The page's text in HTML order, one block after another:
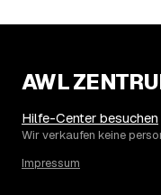
eher am unteren
Etage ohne Aufzug
Auch anrechenbare
Sondermüllanteil
kostenlosen
AWL
Hilfe-Center besuchen
Wir verkaufen keine
Impressum